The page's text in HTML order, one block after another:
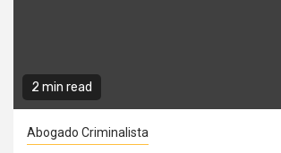
2 min read
Abogado Criminalista